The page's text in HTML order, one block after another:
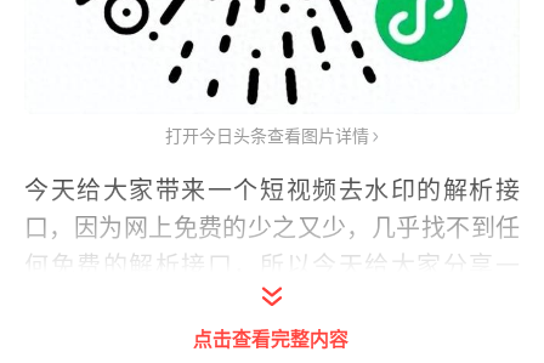
打开今日头条查看图片详情
今天给大家带来一个短视频去水印的解析接
口，因为网上免费的少之又少，几乎找不到任
何免费的解析接口，所以今天给大家分享一
点击查看完整内容